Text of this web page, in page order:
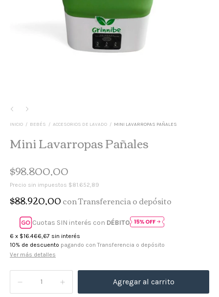
INICIO / BEBÉS / ACCESORIOS DE LAVADO / MINI LAVARROPAS PAÑALES
Mini Lavarropas Pañales
$98.800,00
Precio sin impuestos $81.652,89
$88.920,00conTransferencia o depósito
Cuotas SIN interés con DÉBITO
6 x $16.466,67 sin interés
10% de descuento pagando con Transferencia o depósito
Ver más detalles